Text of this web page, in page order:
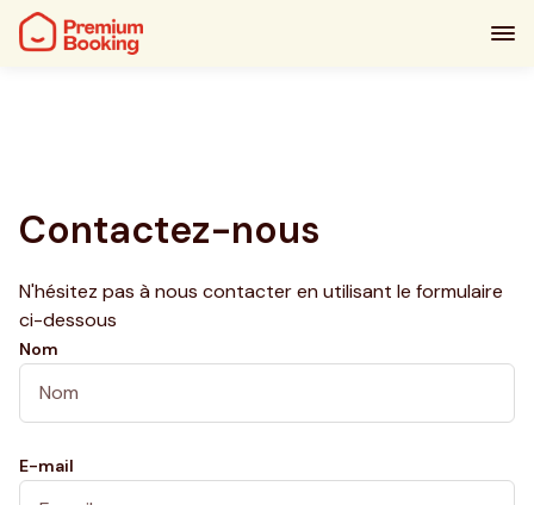
Contactez-nous
N'hésitez pas à nous contacter en utilisant le formulaire
ci-dessous
Nom
E-mail